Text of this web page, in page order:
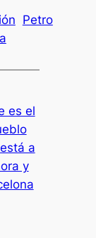
Petro
es el
a
y